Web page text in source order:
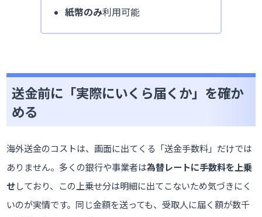
紙幣のみ利用可能
送金前に「実際にいくら届くか」を確か
める
海外送金のコストは、画面に出てくる「送金手数料」だけでは
ありません。多くの銀行や事業者は為替レートに手数料を上乗
せしており、この上乗せ分は明細に出てこないため気づきにく
いのが実情です。同じ金額を送っても、受取人に届く額が数千